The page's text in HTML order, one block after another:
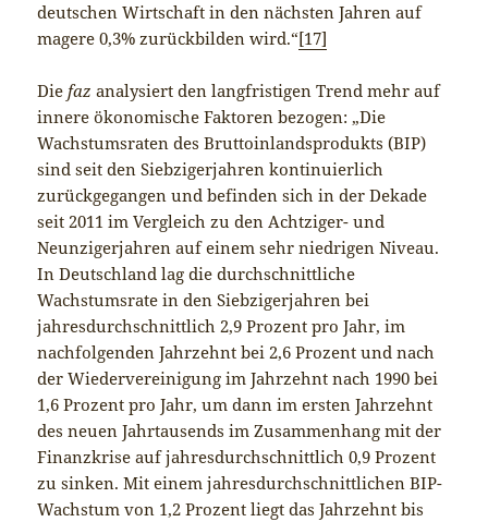
deutschen Wirtschaft in den nächsten Jahren auf
magere 0,3% zurückbilden wird.“[17]
Diefaz analysiert den langfristigen Trend mehr auf
innere ökonomische Faktoren bezogen: „Die
Wachstumsraten des Bruttoinlandsprodukts (BIP)
sind seit den Siebzigerjahren kontinuierlich
zurückgegangen und befinden sich in der Dekade
seit 2011 im Vergleich zu den Achtziger- und
Neunzigerjahren auf einem sehr niedrigen Niveau.
In Deutschland lag die durchschnittliche
Wachstumsrate in den Siebzigerjahren bei
jahresdurchschnittlich 2,9 Prozent pro Jahr, im
nachfolgenden Jahrzehnt bei 2,6 Prozent und nach
der Wiedervereinigung im Jahrzehnt nach 1990 bei
1,6 Prozent pro Jahr, um dann im ersten Jahrzehnt
des neuen Jahrtausends im Zusammenhang mit der
Finanzkrise auf jahresdurchschnittlich 0,9 Prozent
zu sinken. Mit einem jahresdurchschnittlichen BIP-
Wachstum von 1,2 Prozent liegt das Jahrzehnt bis